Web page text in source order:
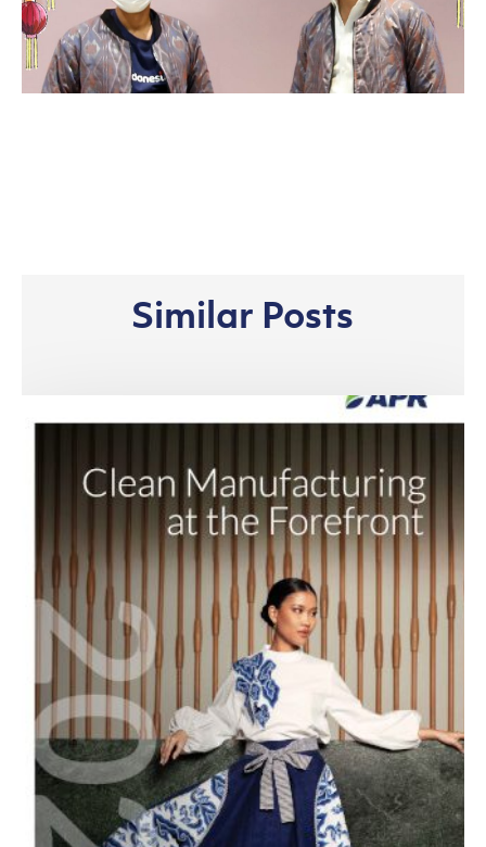
Similar Posts
Melansir
Keberlanjutan
2024:
Mengedepankan
Proses
Produksi
Bersih